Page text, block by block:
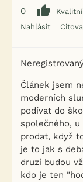
0
Nahlásit
Článek jsem
moderních
podívat do
společného,
prodat, když
je to jak s
druzí budou
kdo je ten